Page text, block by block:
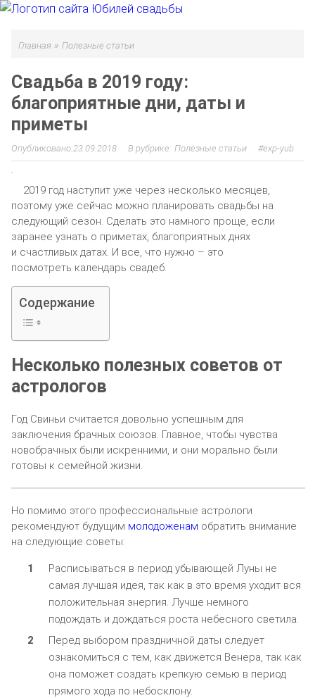
Главная » Полезные статьи
Свадьба в 2019 году:
благоприятные дни, даты и
приметы
23.09.2018 Полезные статьи exp-yub
2019 год наступит уже через несколько месяцев,
поэтому уже сейчас можно планировать свадьбы на
следующий сезон. Сделать это намного проще, если
заранее узнать о приметах, благоприятных днях
и счастливых датах. И все, что нужно – это
посмотреть календарь свадеб.
Содержание
Несколько полезных советов от
астрологов
Год Свиньи считается довольно успешным для
заключения брачных союзов. Главное, чтобы чувства
новобрачных были искренними, и они морально были
готовы к семейной жизни.
Но помимо этого профессиональные астрологи
рекомендуют будущим молодоженам обратить внимание
на следующие советы:
Расписываться в период убывающей Луны не
самая лучшая идея, так как в это время уходит вся
положительная энергия. Лучше немного
подождать и дождаться роста небесного светила.
Перед выбором праздничной даты следует
ознакомиться с тем, как движется Венера, так как
она поможет создать крепкую семью в период
прямого хода по небосклону.